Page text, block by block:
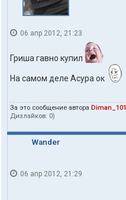
06 апр 2012, 21:23
Гриша гавно купил
На самом деле Асура ок
За это сообщение автора Diman_101
Дизлайков: 0)
Wander
06 апр 2012, 21:29